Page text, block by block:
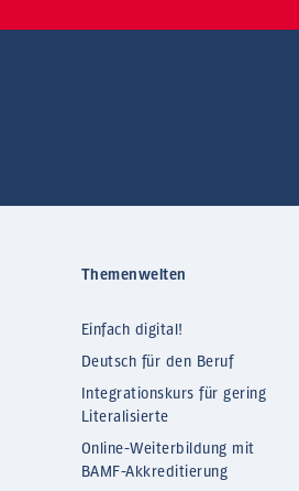
Themenwelten
Einfach digital!
Deutsch für den Beruf
Integrationskurs für gering
Literalisierte
Online-Weiterbildung mit
BAMF-Akkreditierung